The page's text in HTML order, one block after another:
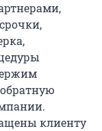
клиенту